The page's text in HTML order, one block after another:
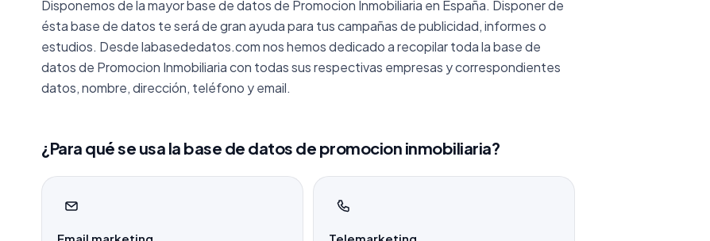
Disponemos de la mayor base de datos de Promocion Inmobiliaria en España. Disponer de
ésta base de datos te será de gran ayuda para tus campañas de publicidad, informes o
estudios. Desde labasededatos.com nos hemos dedicado a recopilar toda la base de
datos de Promocion Inmobiliaria con todas sus respectivas empresas y correspondientes
datos, nombre, dirección, teléfono y email.
¿Para qué se usa la base de datos de promocion inmobiliaria?